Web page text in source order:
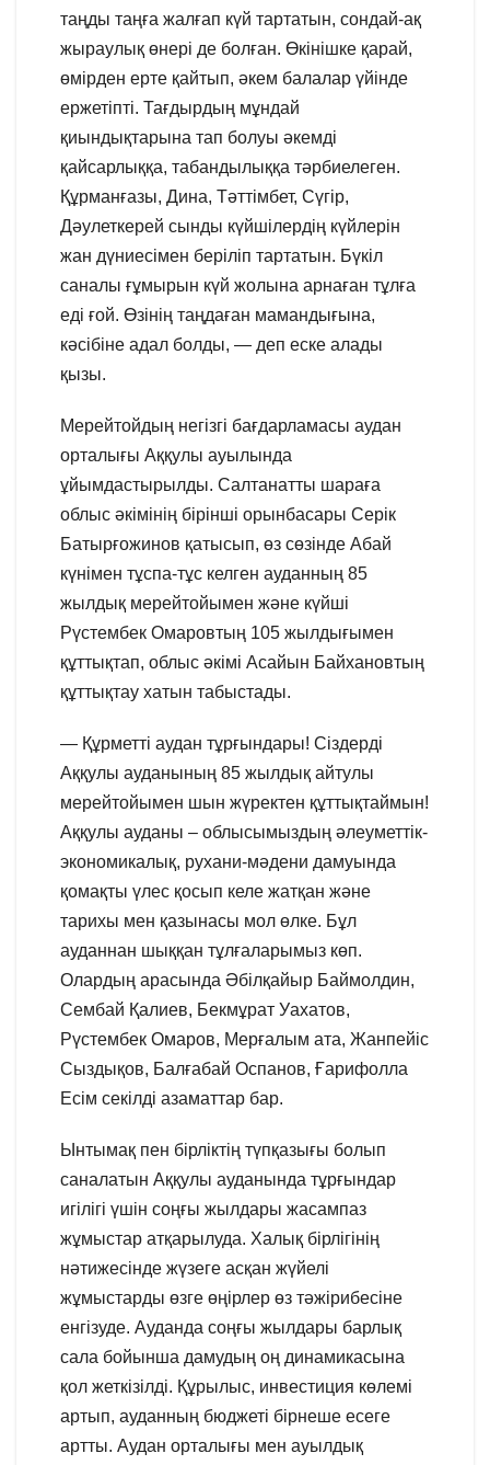
таңды таңға жалғап күй тартатын, сондай-ақ
жыраулық өнері де болған. Өкінішке қарай,
өмірден ерте қайтып, әкем балалар үйінде
ержетіпті. Тағдырдың мұндай
қиындықтарына тап болуы әкемді
қайсарлыққа, табандылыққа тәрбиелеген.
Құрманғазы, Дина, Тәттімбет, Сүгір,
Дәулеткерей сынды күйшілердің күйлерін
жан дүниесімен беріліп тартатын. Бүкіл
саналы ғұмырын күй жолына арнаған тұлға
еді ғой. Өзінің таңдаған мамандығына,
кәсібіне адал болды, — деп еске алады
қызы.
Мерейтойдың негізгі бағдарламасы аудан
орталығы Аққулы ауылында
ұйымдастырылды. Салтанатты шараға
облыс әкімінің бірінші орынбасары Серік
Батырғожинов қатысып, өз сөзінде Абай
күнімен тұспа-тұс келген ауданның 85
жылдық мерейтойымен және күйші
Рүстембек Омаровтың 105 жылдығымен
құттықтап, облыс әкімі Асайын Байхановтың
құттықтау хатын табыстады.
— Құрметті аудан тұрғындары! Сіздерді
Аққулы ауданының 85 жылдық айтулы
мерейтойымен шын жүректен құттықтаймын!
Аққулы ауданы – облысымыздың әлеуметтік-
экономикалық, рухани-мәдени дамуында
қомақты үлес қосып келе жатқан және
тарихы мен қазынасы мол өлке. Бұл
ауданнан шыққан тұлғаларымыз көп.
Олардың арасында Әбілқайыр Баймолдин,
Сембай Қалиев, Бекмұрат Уахатов,
Рүстембек Омаров, Мерғалым ата, Жанпейіс
Сыздықов, Балғабай Оспанов, Ғарифолла
Есім секілді азаматтар бар.
Ынтымақ пен бірліктің түпқазығы болып
саналатын Аққулы ауданында тұрғындар
игілігі үшін соңғы жылдары жасампаз
жұмыстар атқарылуда. Халық бірлігінің
нәтижесінде жүзеге асқан жүйелі
жұмыстарды өзге өңірлер өз тәжірибесіне
енгізуде. Ауданда соңғы жылдары барлық
сала бойынша дамудың оң динамикасына
қол жеткізілді. Құрылыс, инвестиция көлемі
артып, ауданның бюджеті бірнеше есеге
артты. Аудан орталығы мен ауылдық